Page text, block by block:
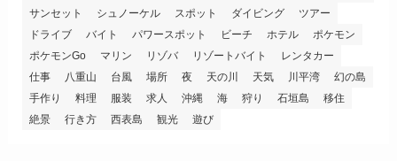
サンセット
シュノーケル スポット ダイビング
ツアー
ドライブ
バイト パワースポット ビーチ ホテル
ポケモン
ポケモンGo
マリン リゾバ リゾートバイト
レンタカー
仕事
八重山 台風 場所 夜 天の川 天気 川平湾
幻の島
手作り
料理 服装 求人 沖縄 海 狩り 石垣島
移住
絶景
行き方 西表島 観光 遊び